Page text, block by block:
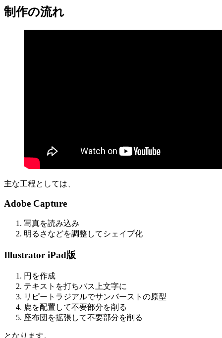
制作の流れ
主な工程としては、
Adobe Capture
写真を読み込み
明るさなどを調整してシェイプ化
Illustrator iPad版
円を作成
テキストを打ちパス上文字に
リピートラジアルでサンバーストの原型
鹿を配置して不要部分を削る
座布団を拡張して不要部分を削る
となります。